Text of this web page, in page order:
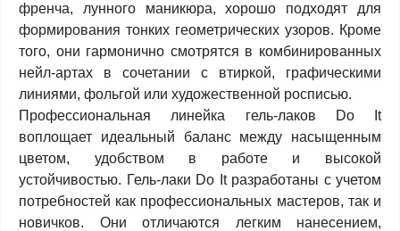
френча, лунного маникюра, хорошо подходят для
формирования тонких геометрических узоров. Кроме
того, они гармонично смотрятся в комбинированных
нейл-артах в сочетании с втиркой, графическими
линиями, фольгой или художественной росписью.
Профессиональная линейка гель-лаков Do It
воплощает идеальный баланс между насыщенным
цветом, удобством в работе и высокой
устойчивостью. Гель-лаки Do It разработаны с учетом
потребностей как профессиональных мастеров, так и
новичков. Они отличаются легким нанесением,